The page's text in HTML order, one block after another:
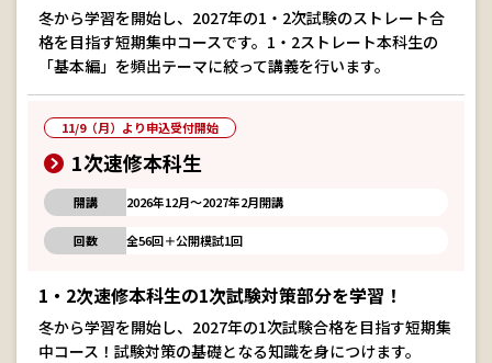
冬から学習を開始し、2027年の1・2次試験のストレート合
格を目指す短期集中コースです。1・2ストレート本科生の
「基本編」を頻出テーマに絞って講義を行います。
11/9（月）より申込受付開始
1次速修本科生
開講 2026年12月～2027年2月開講
回数 全56回＋公開模試1回
1・2次速修本科生の1次試験対策部分を学習！
冬から学習を開始し、2027年の1次試験合格を目指す短期集
中コース！試験対策の基礎となる知識を身につけます。